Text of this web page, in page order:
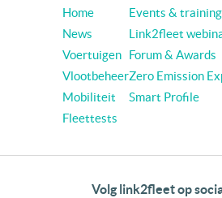
Home
News
Voertuigen
Vlootbeheer
Mobiliteit
Fleettests
Events & training
Link2fleet
Forum & Awards
Zero Emission
Smart Profile
Volg link2fleet op